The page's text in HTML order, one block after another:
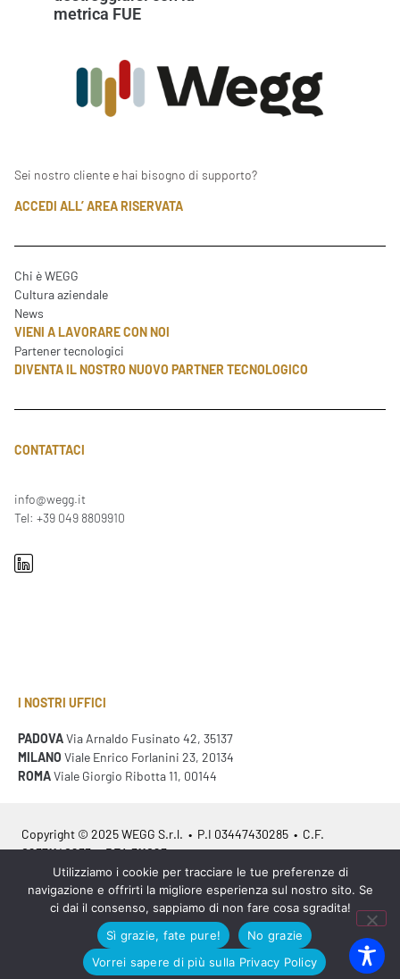
metrica FUE
Sei nostro cliente e hai bisogno di supporto?
ACCEDI ALL’ AREA RISERVATA
Chi è WEGG
Cultura aziendale
News
VIENI A LAVORARE CON NOI
Partener tecnologici
DIVENTA IL NOSTRO NUOVO PARTNER TECNOLOGICO
CONTATTACI
info@wegg.it
Tel: +39 049 8809910
I NOSTRI UFFICI
PADOVAVia Arnaldo Fusinato 42, 35137
MILANO Viale Enrico Forlanini 23, 20134
ROMAViale Giorgio Ribotta 11, 00144
Copyright © 2025 WEGG S.r.l. • P.I 03447430285 • C.F.
02371140233 • REA 311023
Azienda Certificata ISO 9001:2015– ITA /ISO 9001:2015 – EN
Utilizziamo i cookie per tracciare le tue preferenze di
navigazione e offrirti la migliore esperienza sul nostro sito. Se
ci dai il consenso, sappiamo di non fare cosa sgradita!
Sì grazie, fate pure!
No grazie
Vorrei sapere di più sulla Privacy Policy